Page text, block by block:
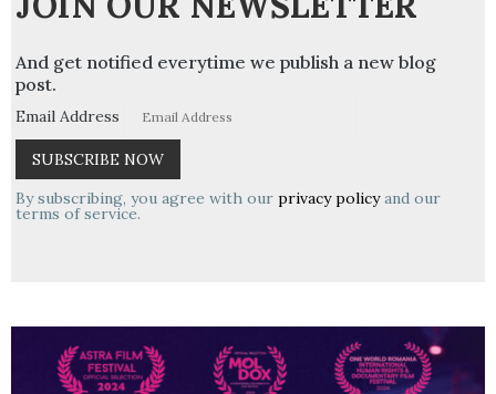
And get notified everytime we publish a new blog
post.
Email Address
By subscribing, you agree with our privacy policyand our
terms of service.